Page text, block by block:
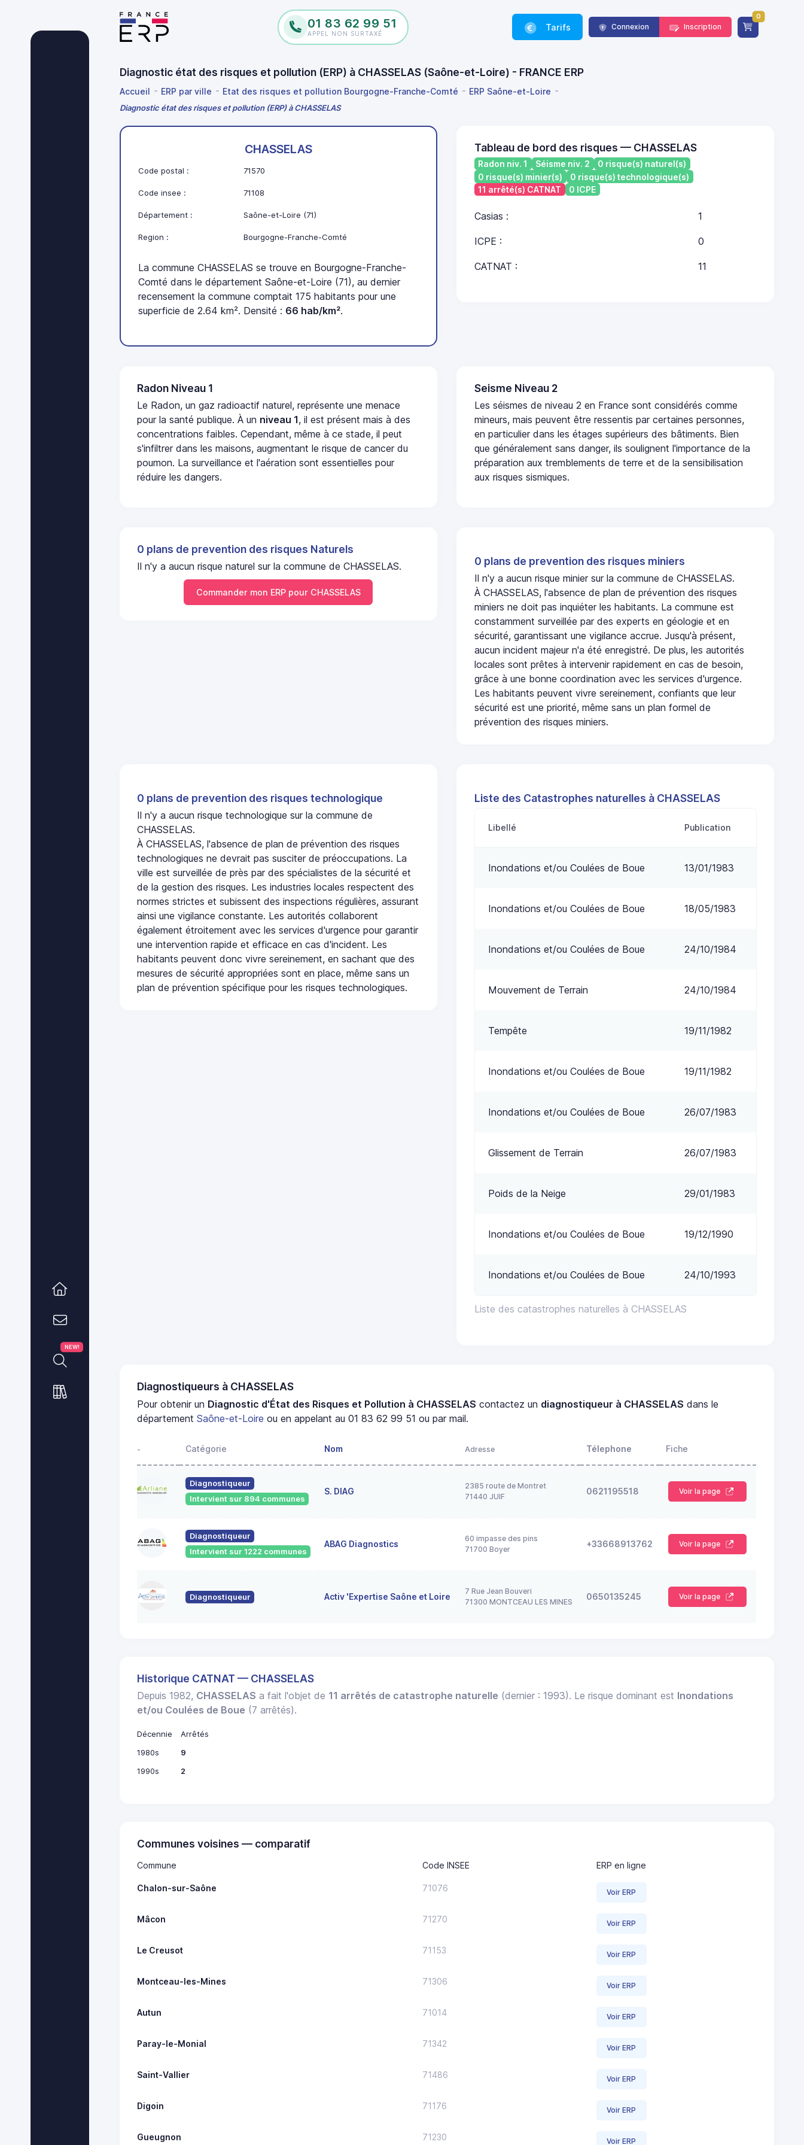
01 83 62 99 51
APPEL NON SURTAXÉ
Tarifs Connexion Inscription
0
Diagnostic état des risques et pollution (ERP) à CHASSELAS (Saône-et-Loire) - FRANCE ERP
Accueil ERP par ville Etat des risques et pollution Bourgogne-Franche-Comté ERP Saône-et-Loire
Diagnostic état des risques et pollution (ERP) à CHASSELAS
NEW!
CHASSELAS
Code postal : 71570
Code insee : 71108
Département : Saône-et-Loire (71)
Region : Bourgogne-Franche-Comté
La commune CHASSELAS se trouve en Bourgogne-Franche-
Comté dans le département Saône-et-Loire (71), au dernier
recensement la commune comptait 175 habitants pour une
superficie de 2.64 km². Densité : 66 hab/km².
Tableau de bord des risques — CHASSELAS
Radon niv. 1 Séisme niv. 2
0 risque(s) naturel(s)
0 risque(s) minier(s)
0 risque(s) technologique(s)
11 arrêté(s) CATNAT
0 ICPE
Casias : 1
ICPE : 0
CATNAT : 11
Radon Niveau 1
Le Radon, un gaz radioactif naturel, représente une menace
pour la santé publique. À un niveau 1, il est présent mais à des
concentrations faibles. Cependant, même à ce stade, il peut
s'infiltrer dans les maisons, augmentant le risque de cancer du
poumon. La surveillance et l'aération sont essentielles pour
réduire les dangers.
Seisme Niveau 2
Les séismes de niveau 2 en France sont considérés comme
mineurs, mais peuvent être ressentis par certaines personnes,
en particulier dans les étages supérieurs des bâtiments. Bien
que généralement sans danger, ils soulignent l'importance de la
préparation aux tremblements de terre et de la sensibilisation
aux risques sismiques.
0 plans de prevention des risques Naturels
Il n'y a aucun risque naturel sur la commune de CHASSELAS.
Commander mon ERP pour CHASSELAS
0 plans de prevention des risques miniers
Il n'y a aucun risque minier sur la commune de CHASSELAS.
À CHASSELAS, l'absence de plan de prévention des risques
miniers ne doit pas inquiéter les habitants. La commune est
constamment surveillée par des experts en géologie et en
sécurité, garantissant une vigilance accrue. Jusqu'à présent,
aucun incident majeur n'a été enregistré. De plus, les autorités
locales sont prêtes à intervenir rapidement en cas de besoin,
grâce à une bonne coordination avec les services d'urgence.
Les habitants peuvent vivre sereinement, confiants que leur
sécurité est une priorité, même sans un plan formel de
prévention des risques miniers.
0 plans de prevention des risques technologique
Il n'y a aucun risque technologique sur la commune de
CHASSELAS.
À CHASSELAS, l'absence de plan de prévention des risques
technologiques ne devrait pas susciter de préoccupations. La
ville est surveillée de près par des spécialistes de la sécurité et
de la gestion des risques. Les industries locales respectent des
normes strictes et subissent des inspections régulières, assurant
ainsi une vigilance constante. Les autorités collaborent
également étroitement avec les services d'urgence pour garantir
une intervention rapide et efficace en cas d'incident. Les
habitants peuvent donc vivre sereinement, en sachant que des
mesures de sécurité appropriées sont en place, même sans un
plan de prévention spécifique pour les risques technologiques.
Liste des Catastrophes naturelles à CHASSELAS
Liste des catastrophes naturelles à CHASSELAS
Libellé Publication
Inondations et/ou Coulées de Boue 13/01/1983
Inondations et/ou Coulées de Boue 18/05/1983
Inondations et/ou Coulées de Boue 24/10/1984
Mouvement de Terrain 24/10/1984
Tempête 19/11/1982
Inondations et/ou Coulées de Boue 19/11/1982
Inondations et/ou Coulées de Boue 26/07/1983
Glissement de Terrain 26/07/1983
Poids de la Neige 29/01/1983
Inondations et/ou Coulées de Boue 19/12/1990
Inondations et/ou Coulées de Boue 24/10/1993
Diagnostiqueurs à CHASSELAS
Pour obtenir un Diagnostic d'État des Risques et Pollution à CHASSELAS contactez un diagnostiqueur à CHASSELAS dans le
départementSaône-et-Loire ou en appelant au 01 83 62 99 51 ou par mail.
- Catégorie Nom Adresse Télephone Fiche
Diagnostiqueur
Intervient sur 894 communes
S. DIAG
2385 route de Montret
71440 JUIF
0621195518 Voir la page
Diagnostiqueur
Intervient sur 1222 communes
ABAG Diagnostics
60 impasse des pins
71700 Boyer
+33668913762 Voir la page
Diagnostiqueur Activ 'Expertise Saône et Loire
7 Rue Jean Bouveri
71300 MONTCEAU LES MINES
0650135245 Voir la page
Historique CATNAT — CHASSELAS
Depuis 1982, CHASSELAS a fait l'objet de 11 arrêtés de catastrophe naturelle (dernier : 1993). Le risque dominant est Inondations
et/ou Coulées de Boue (7 arrêtés).
Décennie
Arrêtés
1980s
9
1990s
2
Communes voisines — comparatif
Commune Code INSEE ERP en ligne
Chalon-sur-Saône 71076 Voir ERP
Mâcon 71270 Voir ERP
Le Creusot 71153 Voir ERP
Montceau-les-Mines 71306 Voir ERP
Autun 71014 Voir ERP
Paray-le-Monial 71342 Voir ERP
Saint-Vallier 71486 Voir ERP
Digoin 71176 Voir ERP
Gueugnon 71230 Voir ERP